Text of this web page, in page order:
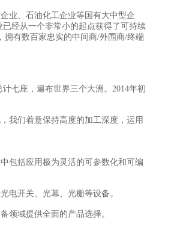
业、石油化工企业等国有大中型企
经从一个非常小的起点获得了可持续
拥有数百家忠实的中间商/外围商/终端
七座，遍布世界三个大洲。2014年初
我们着意保持高度的加工深度，运用
包括应用极为灵活的可参数化和可编
电开关、光幕、光栅等设备。
领域提供全面的产品选择。